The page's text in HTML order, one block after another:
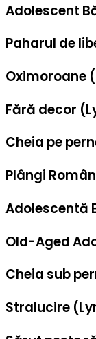
Adolescent
Paharul de
Oximoroane
Fără decor
Cheia pe
Plângi
Adolescentă
Old-Aged
Cheia sub
Stralucire